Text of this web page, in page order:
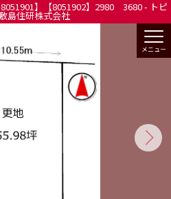
】【8051902】2980 3680 - トピ
島住研株式会社